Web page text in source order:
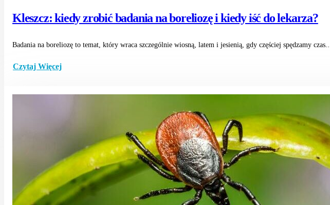
Kleszcz: kiedy zrobić badania na boreliozę i kiedy iść do lekarza?
Badania na boreliozę to temat, który wraca szczególnie wiosną, latem i jesienią, gdy częściej spędzamy czas...
Czytaj Więcej